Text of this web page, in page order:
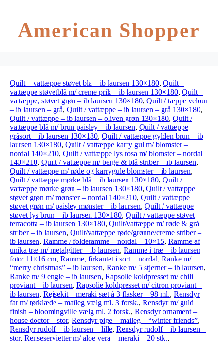
American Shopper
Quilt – vattæppe støvet blå – ib laursen 130×180, Quilt –
vattæppe støvetblå m/ creme prik – ib laursen 130×180, Quilt –
vattæppe, støvet grøn – ib laursen 130×180, Quilt / tæppe velour
– ib laursen – grå, Quilt / vattæppe – ib laursen – grå 130×180,
Quilt / vattæppe – ib laursen – oliven grøn 130×180, Quilt /
vattæppe blå m/ brun paisley – ib laursen, Quilt / vattæppe
gråsort – ib laursen 130×180, Quilt / vattæppe gylden brun – ib
laursen 130×180, Quilt / vattæppe karry gul m/ blomster –
nordal 140×210, Quilt / vattæppe lys rosa m/ blomster – nordal
140×210, Quilt / vattæppe m/ beige & blå striber – ib laursen,
Quilt / vattæppe m/ røde og karrygule blomster – ib laursen,
Quilt / vattæppe mørke blå – ib laursen 130×180, Quilt /
vattæppe mørke grøn – ib laursen 130×180, Quilt / vattæppe
støvet grøn m/ mønster – nordal 140×210, Quilt / vattæppe
støvet grøn m/ paisley mønster – ib laursen, Quilt / vattæppe
støvet lys brun – ib laursen 130×180, Quilt / vattæppe støvet
terracotta – ib laursen 130×180, Quilt/vattæppe m/ røde & grå
striber – ib laursen, Quilt/vattæppe røde/grønne/creme striber –
ib laursen, Ramme / folderamme – nordal – 10×15, Ramme af
unika træ m/ metalgitter – ib laursen, Ramme i træ – ib laursen
foto: 11×16 cm, Ramme, firkantet i sort – nordal, Ranke m/
“merry christmas” – ib laursen, Ranke m/ 5 stjerner – ib laursen,
Ranke m/ 9 engle – ib laursen, Rapsolie koldpresset m/ chili
proviant – ib laursen, Rapsolie koldpresset m/ citron proviant –
ib laursen, Rejsekit – meraki sæt á 3 flasker – 98 ml., Rensdyr
far m/ tørklæde – maileg vælg ml. 3 forsk., Rensdyr m/ guld
finish – bloomingville vælg ml. 2 forsk., Rensdyr ornament –
house doctor – stor, Rensdyr pige – maileg – “winter friends”,
Rensdyr rudolf – ib laursen – lille, Rensdyr rudolf – ib laursen –
stor, Renseservietter m/ aloe vera – meraki – 20 stk.,